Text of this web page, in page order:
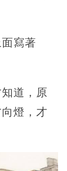
寫著
道，原
燈，才